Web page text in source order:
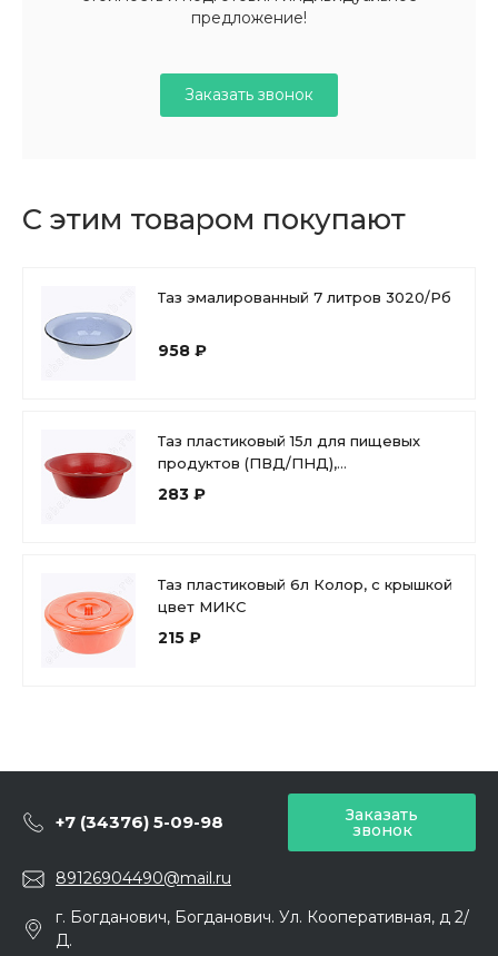
предложение!
Заказать звонок
С этим товаром покупают
Таз эмалированный 7 литров 3020/Рб
958 ₽
Таз пластиковый 15л для пищевых
продуктов (ПВД/ПНД),
ударопрочный, мягкий
283 ₽
Таз пластиковый 6л Колор, с крышкой
цвет МИКС
215 ₽
+7 (34376) 5-09-98 Заказать
звонок
89126904490@mail.ru
г. Богданович, Богданович. Ул. Кооперативная, д 2/
Д.